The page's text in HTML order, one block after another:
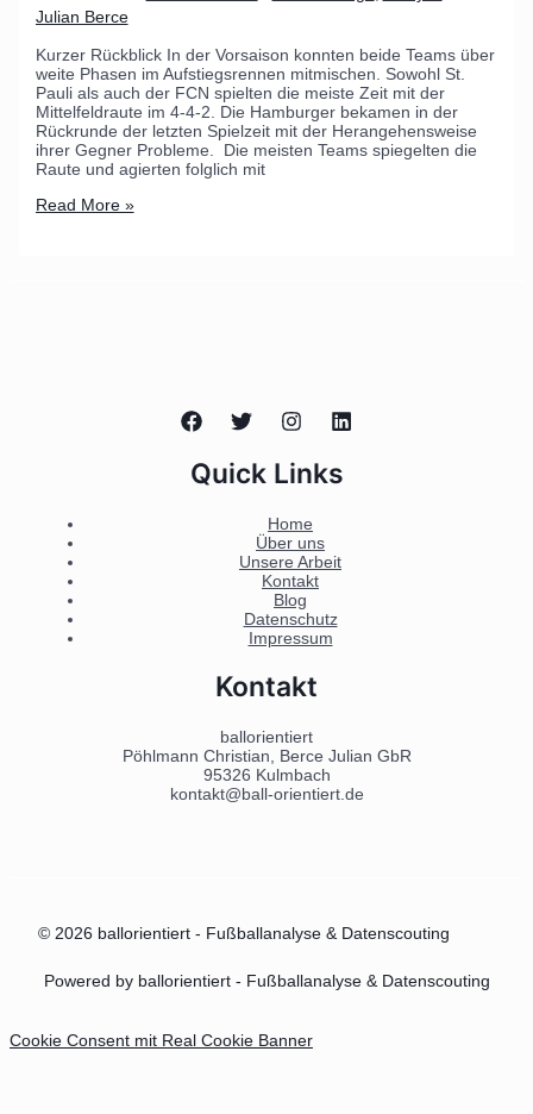
Julian Berce
Kurzer Rückblick In der Vorsaison konnten beide Teams über
weite Phasen im Aufstiegsrennen mitmischen. Sowohl St.
Pauli als auch der FCN spielten die meiste Zeit mit der
Mittelfeldraute im 4-4-2. Die Hamburger bekamen in der
Rückrunde der letzten Spielzeit mit der Herangehensweise
ihrer Gegner Probleme. Die meisten Teams spiegelten die
Raute und agierten folglich mit
Read More »
Quick Links
Home
Über uns
Unsere Arbeit
Kontakt
Blog
Datenschutz
Impressum
Kontakt
ballorientiert
Pöhlmann Christian, Berce Julian GbR
95326 Kulmbach
kontakt@ball-orientiert.de
© 2026 ballorientiert - Fußballanalyse & Datenscouting
Powered by ballorientiert - Fußballanalyse & Datenscouting
Cookie Consent mit Real Cookie Banner